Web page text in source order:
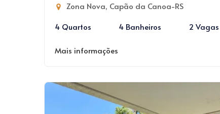
Zona Nova, Capão da Canoa-RS
4 Quartos
4 Banheiros 2 Vagas
Mais informações